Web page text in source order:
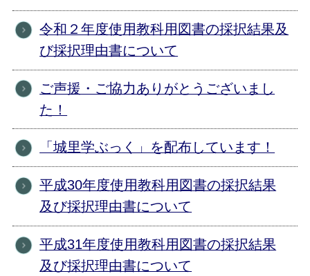
令和２年度使用教科用図書の採択結果及
び採択理由書について
ご声援・ご協力ありがとうございまし
た！
「城里学ぶっく」を配布しています！
平成30年度使用教科用図書の採択結果
及び採択理由書について
平成31年度使用教科用図書の採択結果
及び採択理由書について